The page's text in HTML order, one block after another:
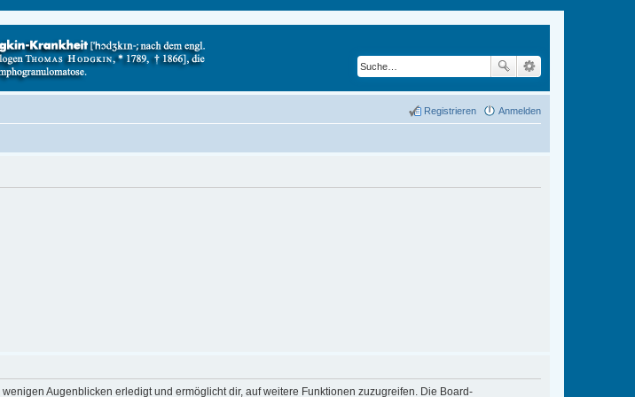
Anmelden
Registrieren
Augenblicken erledigt und ermöglicht dir, auf weitere Funktionen zuzugreifen. Die Board-